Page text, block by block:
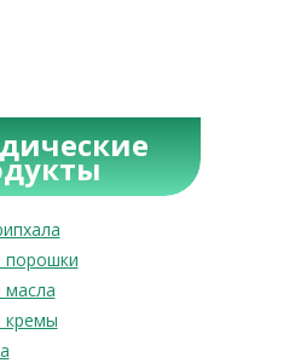
порошки
масла
кремы